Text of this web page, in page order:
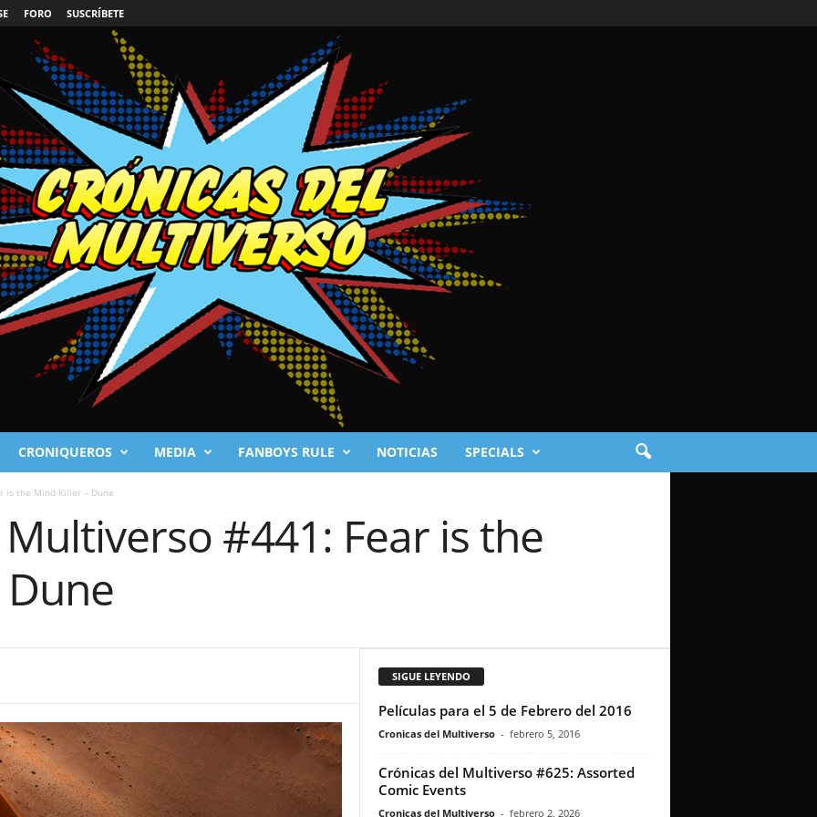
FORO SUSCRÍBETE
CRONIQUEROS MEDIA FANBOYS RULE NOTICIAS SPECIALS
is the Mind-Killer – Dune
#441: Fear is the
SIGUE LEYENDO
Películas para el 5 de Febrero del 2016
Cronicas del Multiverso - febrero 5, 2016
Crónicas del Multiverso #625: Assorted
Comic Events
Cronicas del Multiverso - febrero 2, 2026